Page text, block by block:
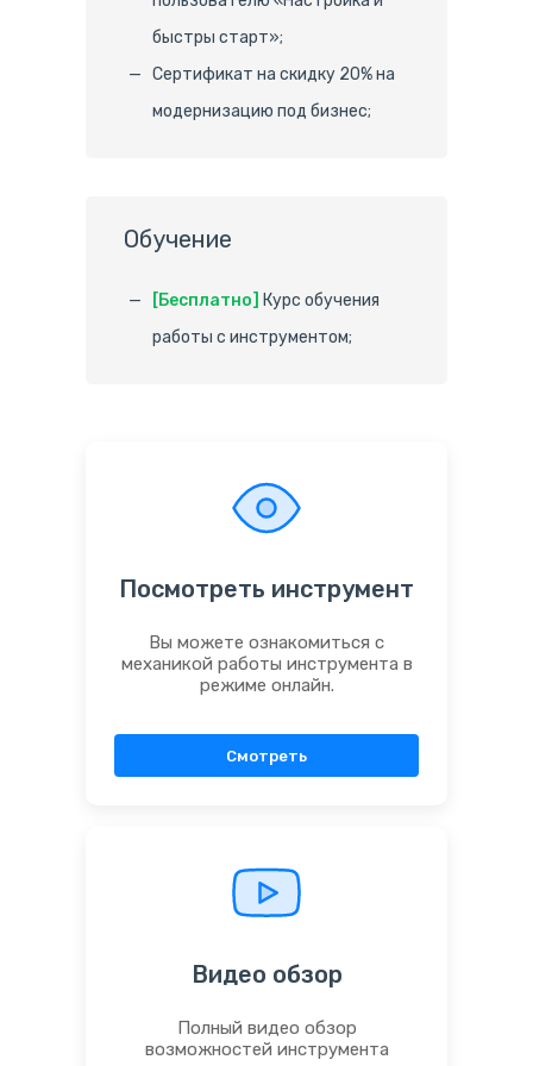
быстры старт»;
Сертификат на скидку 20% на
модернизацию под бизнес;
Обучение
[Бесплатно] Курс обучения
работы с инструментом;
Посмотреть инструмент
Вы можете ознакомиться с
механикой работы инструмента в
режиме онлайн.
Смотреть
Видео обзор
Полный видео обзор
возможностей инструмента